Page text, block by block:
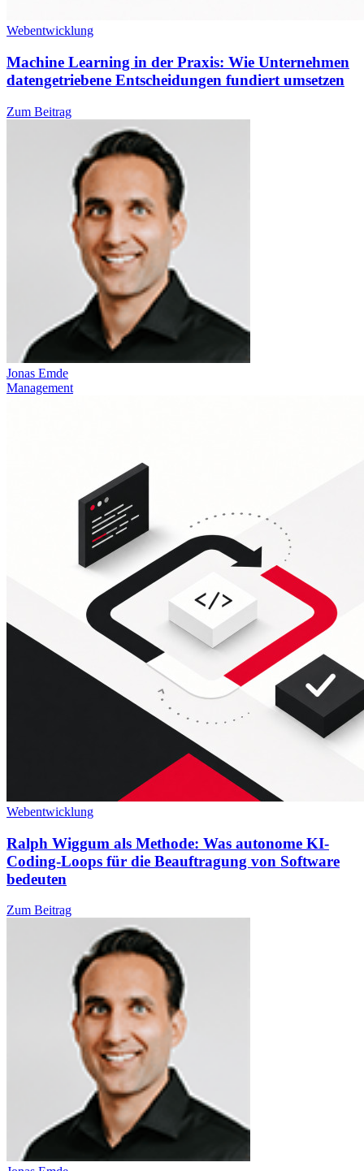
Webentwicklung
Machine Learning in der Praxis: Wie Unternehmen
datengetriebene Entscheidungen fundiert umsetzen
Zum Beitrag
Jonas Emde
Management
Webentwicklung
Ralph Wiggum als Methode: Was autonome KI-
Coding-Loops für die Beauftragung von Software
bedeuten
Zum Beitrag